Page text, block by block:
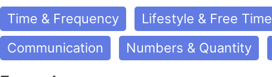
Time & Frequency Lifestyle & Free Time
Communication
Numbers & Quantity